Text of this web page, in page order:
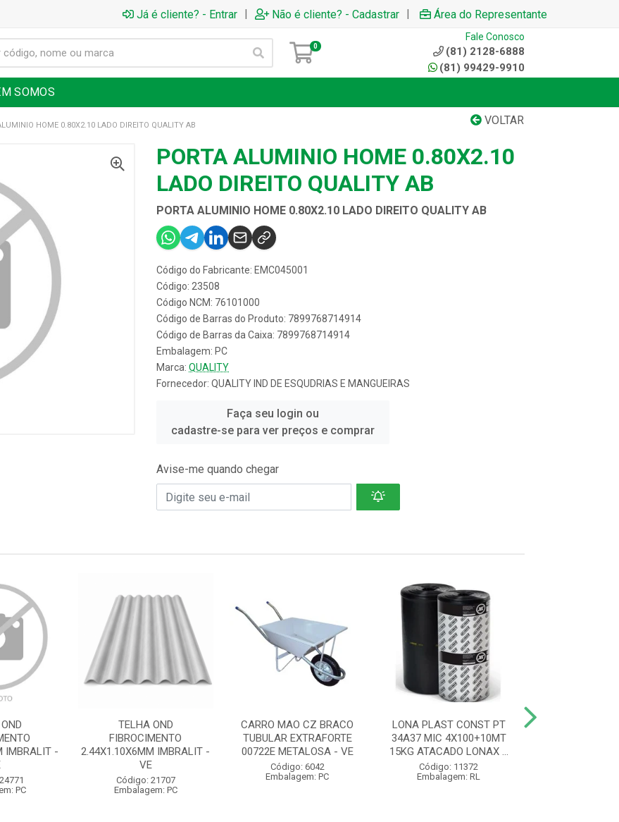
Já é cliente? - Entrar | Não é cliente? - Cadastrar | Área do Representante
0
Fale Conosco
(81) 2128-6888
(81) 99429-9910
SOMOS
VOLTAR
HOME 0.80X2.10 LADO DIREITO QUALITY AB
PORTA ALUMINIO HOME 0.80X2.10
LADO DIREITO QUALITY AB
PORTA ALUMINIO HOME 0.80X2.10 LADO DIREITO QUALITY AB
Código do Fabricante: EMC045001
Código: 23508
Código NCM: 76101000
Código de Barras do Produto: 7899768714914
Código de Barras da Caixa: 7899768714914
Embalagem: PC
Marca: QUALITY
Fornecedor: QUALITY IND DE ESQUDRIAS E MANGUEIRAS
Faça seu login ou
cadastre-se para ver preços e comprar
Avise-me quando chegar
IMBRALIT -
PC
TELHA OND
FIBROCIMENTO
2.44X1.10X6MM IMBRALIT -
VE
Código: 21707
Embalagem: PC
CARRO MAO CZ BRACO
TUBULAR EXTRAFORTE
00722E METALOSA - VE
Código: 6042
Embalagem: PC
LONA PLAST CONST PT
34A37 MIC 4X100+10MT
15KG ATACADO LONAX ...
Código: 11372
Embalagem: RL